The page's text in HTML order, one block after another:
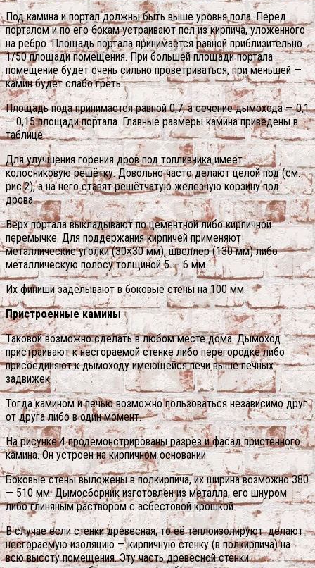
Под камина и портал должны быть выше уровня пола. Перед
порталом и по его бокам устраивают пол из кирпича, уложенного
на ребро. Площадь портала принимается равной приблизительно
1/50 площади помещения. При большей площади портала
помещение будет очень сильно проветриваться, при меньшей —
камин будет слабо греть.
Площадь пода принимается равной 0,7, а сечение дымохода — 0,1
— 0,15 площади портала. Главные размеры камина приведены в
таблице.
Для улучшения горения дров под топливника имеет
колосниковую решётку. Довольно часто делают целой под (см.
рис.2), а на него ставят решётчатую железную корзину под
дрова.
Верх портала выкладывают по цементной либо кирпичной
перемычке. Для поддержания кирпичей применяют
металлические уголки (30×30 мм), швеллер (130 мм) либо
металлическую полосу толщиной 5 — 6 мм.
Их финиши заделывают в боковые стены на 100 мм.
Пристроенные камины
Таковой возможно сделать в любом месте дома. Дымоход
пристраивают к несгораемой стенке либо перегородке либо
присоединяют к дымоходу имеющейся печи выше печных
задвижек.
Тогда камином и печью возможно пользоваться независимо друг
от друга либо в один момент.
На рисунке 4 продемонстрированы разрез и фасад пристенного
камина. Он устроен на кирпичном основании.
Боковые стены выложены в полкирпича, их ширина возможно 380
— 510 мм. Дымосборник изготовлен из металла, его шнуром
либо глиняным раствором с асбестовой крошкой.
В случае если стенки древесная, то её теплоизолируют: делают
несгораемую изоляцию — кирпичную стенку (в полкирпича) на
всю высоту помещения. Эту часть древесной стенки